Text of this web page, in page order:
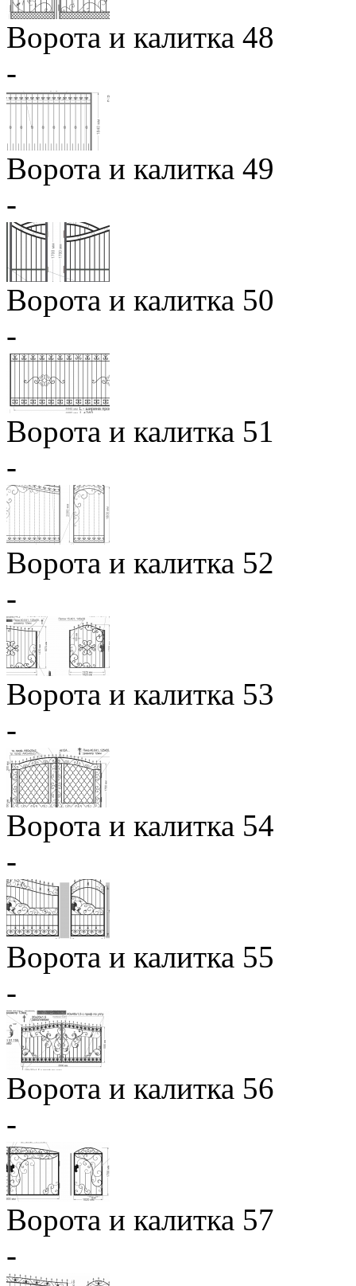
Ворота и калитка 48
-
Ворота и калитка 49
-
Ворота и калитка 50
-
Ворота и калитка 51
-
Ворота и калитка 52
-
Ворота и калитка 53
-
Ворота и калитка 54
-
Ворота и калитка 55
-
Ворота и калитка 56
-
Ворота и калитка 57
-